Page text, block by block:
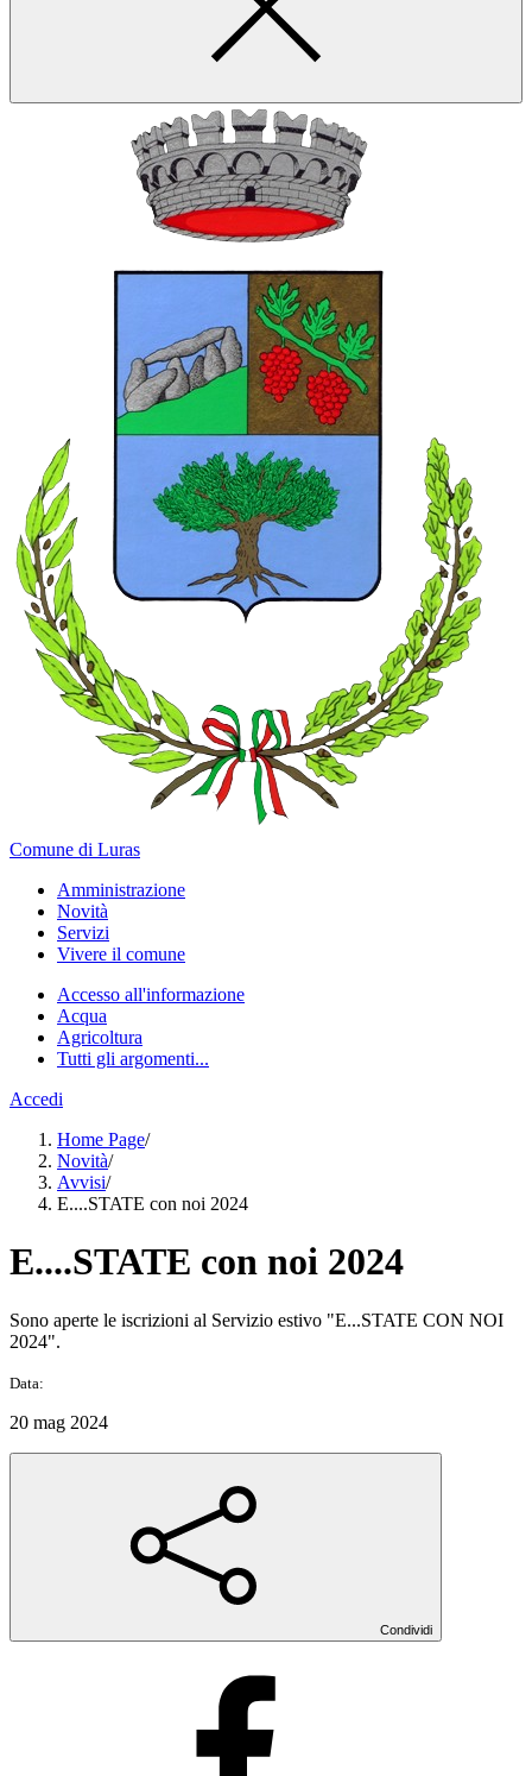
Comune di Luras
Amministrazione
Novità
Servizi
Vivere il comune
Accesso all'informazione
Acqua
Agricoltura
Tutti gli argomenti...
Accedi
Home Page/
Novità/
Avvisi/
E....STATE con noi 2024
E....STATE con noi 2024
Sono aperte le iscrizioni al Servizio estivo "E...STATE CON NOI
2024".
Data:
20 mag 2024
Condividi